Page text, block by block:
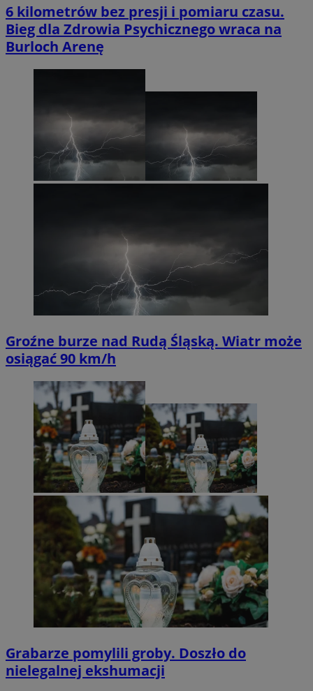
6 kilometrów bez presji i pomiaru czasu.
Bieg dla Zdrowia Psychicznego wraca na
Burloch Arenę
Groźne burze nad Rudą Śląską. Wiatr może
osiągać 90 km/h
Grabarze pomylili groby. Doszło do
nielegalnej ekshumacji